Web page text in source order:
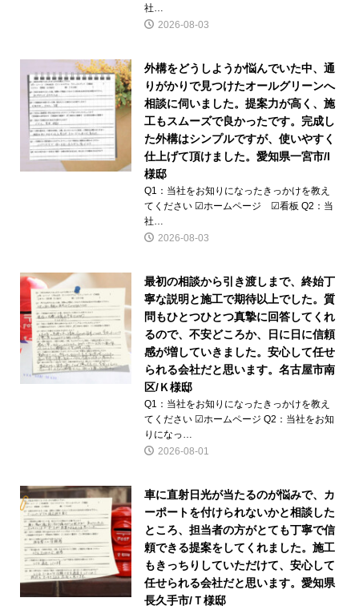
社…
2026-08-03
外構をどうしようか悩んでいた中、通
りがかりで見つけたオールグリーンへ
相談に伺いました。提案力が高く、施
工もスムーズで良かったです。完成し
た外構はシンプルですが、使いやすく
仕上げて頂けました。愛知県一宮市/I
様邸
Q1：当社をお知りになったきっかけを教え
てください ☑ホームページ ☑看板 Q2：当
社…
2026-08-03
最初の相談から引き渡しまで、終始丁
寧な説明と施工で期待以上でした。質
問もひとつひとつ真摯に回答してくれ
るので、不安どころか、日に日に信頼
感が増していきました。安心して任せ
られる会社だと思います。名古屋市南
区/Ｋ様邸
Q1：当社をお知りになったきっかけを教え
てください ☑ホームページ Q2：当社をお知
りになっ…
2026-08-01
車に直射日光が当たるのが悩みで、カ
ーポートを付けられないかと相談した
ところ、担当者の方がとても丁寧で信
頼できる提案をしてくれました。施工
もきっちりしていただけて、安心して
任せられる会社だと思います。愛知県
長久手市/Ｔ様邸